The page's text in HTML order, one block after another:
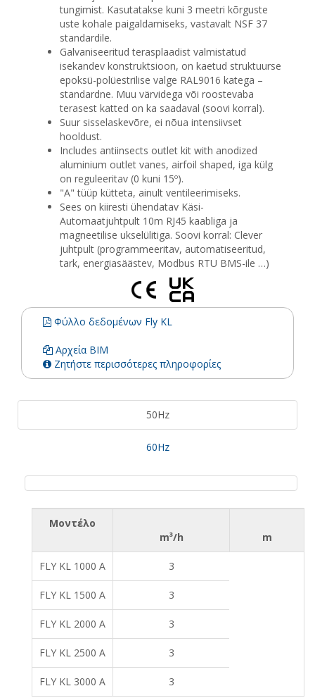
tungimist. Kasutatakse kuni 3 meetri kõrguste
uste kohale paigaldamiseks, vastavalt NSF 37
standardile.
Galvaniseeritud terasplaadist valmistatud
isekandev konstruktsioon, on kaetud struktuurse
epoksü-polüestrilise valge RAL9016 katega –
standardne. Muu värvidega või roostevaba
terasest katted on ka saadaval (soovi korral).
Suur sisselaskevõre, ei nõua intensiivset
hooldust.
Includes antiinsects outlet kit with anodized
aluminium outlet vanes, airfoil shaped, iga külg
on reguleeritav (0 kuni 15º).
"A" tüüp kütteta, ainult ventileerimiseks.
Sees on kiiresti ühendatav Käsi-
Automaatjuhtpult 10m RJ45 kaabliga ja
magneetilise ukselülitiga. Soovi korral: Clever
juhtpult (programmeeritav, automatiseeritud,
tark, energiasäästev, Modbus RTU BMS-ile …)
Φύλλο δεδομένων Fly KL
Αρχεία BIM
Ζητήστε περισσότερες πληροφορίες
50Hz
60Hz
Μοντέλο
m³/h
m
FLY KL 1000 A 3
FLY KL 1500 A 3
FLY KL 2000 A 3
FLY KL 2500 A 3
FLY KL 3000 A 3